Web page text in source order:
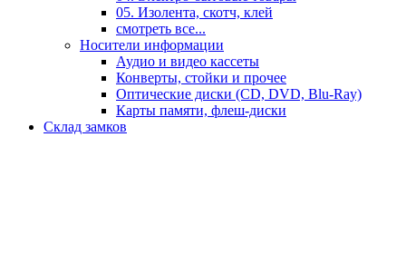
05. Изолента, скотч, клей
смотреть все...
Носители информации
Аудио и видео кассеты
Конверты, стойки и прочее
Оптические диски (CD, DVD, Blu-Ray)
Карты памяти, флеш-диски
Склад замков